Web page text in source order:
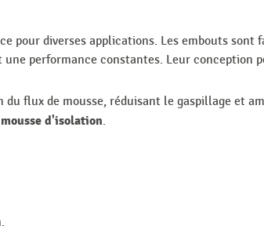
pour diverses applications. Les embouts
performance constantes. Leur conception
flux de mousse, réduisant le gaspillage et
mousse d'isolation.